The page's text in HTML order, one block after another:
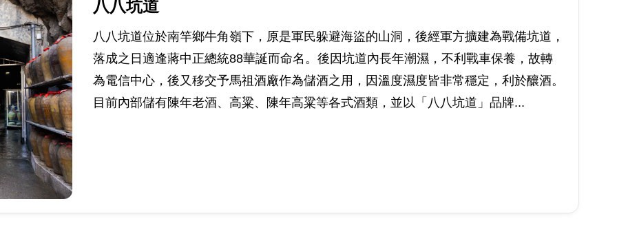
八八坑道
八八坑道位於南竿鄉牛角嶺下，原是軍民躲避海盜的山洞，後經軍方擴建為戰備坑道，
落成之日適逢蔣中正總統88華誕而命名。後因坑道內長年潮濕，不利戰車保養，故轉
為電信中心，後又移交予馬祖酒廠作為儲酒之用，因溫度濕度皆非常穩定，利於釀酒。
目前內部儲有陳年老酒、高粱、陳年高粱等各式酒類，並以「八八坑道」品牌...